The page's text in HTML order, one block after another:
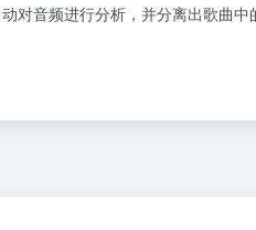
对音频进行分析，并分离出歌曲